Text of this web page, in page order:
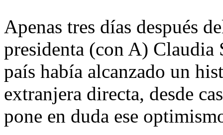
Apenas tres días después
presidenta (con A) Claudia
país había alcanzado un
extranjera directa, desde
pone en duda ese